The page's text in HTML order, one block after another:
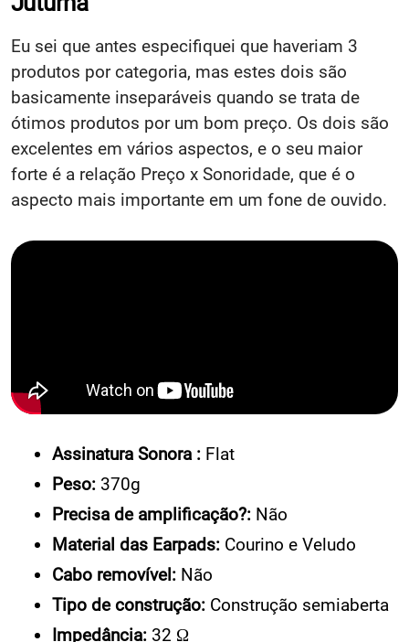
Eu sei que antes especifiquei que haveriam 3
produtos por categoria, mas estes dois são
basicamente inseparáveis quando se trata de
ótimos produtos por um bom preço. Os dois são
excelentes em vários aspectos, e o seu maior
forte é a relação Preço x Sonoridade, que é o
aspecto mais importante em um fone de ouvido.
Assinatura Sonora : Flat
Peso: 370g
Precisa de amplificação?: Não
Material das Earpads: Courino e Veludo
Cabo removível: Não
Tipo de construção: Construção semiaberta
Impedância: 32 Ω